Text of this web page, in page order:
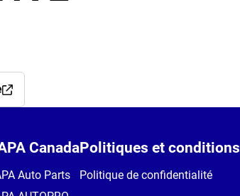
Canada
Auto Parts
Politiques et conditions
Politique de confidentialité